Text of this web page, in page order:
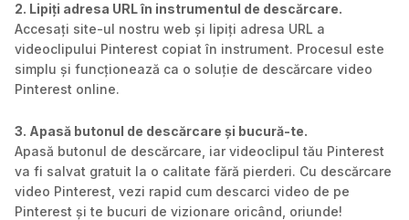
2. Lipiți adresa URL în instrumentul de descărcare.
Accesați site-ul nostru web și lipiți adresa URL a
videoclipului Pinterest copiat în instrument. Procesul este
simplu și funcționează ca o soluție de descărcare video
Pinterest online.
3. Apasă butonul de descărcare și bucură-te.
Apasă butonul de descărcare, iar videoclipul tău Pinterest
va fi salvat gratuit la o calitate fără pierderi. Cu descărcare
video Pinterest, vezi rapid cum descarci video de pe
Pinterest și te bucuri de vizionare oricând, oriunde!